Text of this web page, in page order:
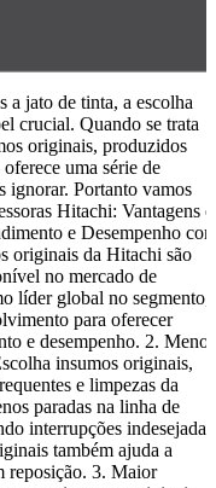
a jato de tinta, a escolha
crucial. Quando se trata
originais, produzidos
uma série de
ignorar. Portanto vamos
Hitachi: Vantagens e
e Desempenho
originais da Hitachi são
no mercado de
líder global no segmento,
para oferecer
e desempenho. 2. Menos
insumos originais,
e limpezas da
paradas na linha de
interrupções
também ajuda a
reposição. 3. Maior